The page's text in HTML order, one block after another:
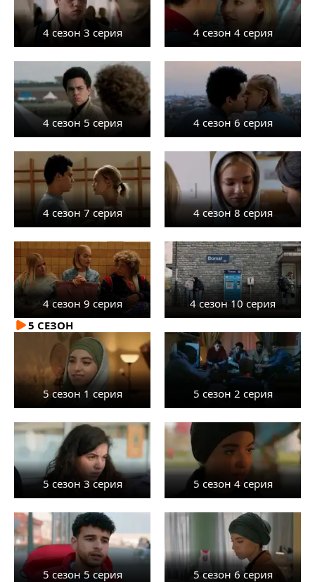
4 сезон 3 серия 4 сезон 4 серия
4 сезон 5 серия 4 сезон 6 серия
4 сезон 7 серия 4 сезон 8 серия
4 сезон 9 серия
4 сезон 10 серия
5 СЕЗОН
5 сезон 1 серия 5 сезон 2 серия
5 сезон 3 серия 5 сезон 4 серия
5 сезон 5 серия 5 сезон 6 серия